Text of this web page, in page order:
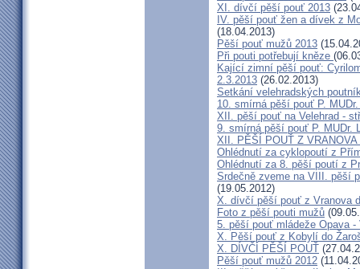
XI. dívčí pěší pouť 2013
IV. pěší pouť žen a dívek z
(18.04.2013)
Pěší pouť mužů 2013
Při pouti potřebují kněze
Kající zimní pěší pouť:
2.3.2013 (26.02.2013)
Setkání velehradských
10. smírná pěší pouť P.
XII. pěší pouť na Velehrad -
9. smírná pěší pouť P. MUDr.
XII. PĚŠÍ POUŤ Z
Ohlédnutí za cyklopoutí z
Ohlédnutí za 8. pěší poutí z
Srdečně zveme na VIII. pěší
(19.05.2012)
X. dívčí pěší pouť z Vranova
Foto z pěší pouti mužů
5. pěší pouť mládeže Opava -
X. Pěší pouť z Kobylí do
X. DÍVČÍ PĚŠÍ POUŤ
Pěší pouť mužů 2012